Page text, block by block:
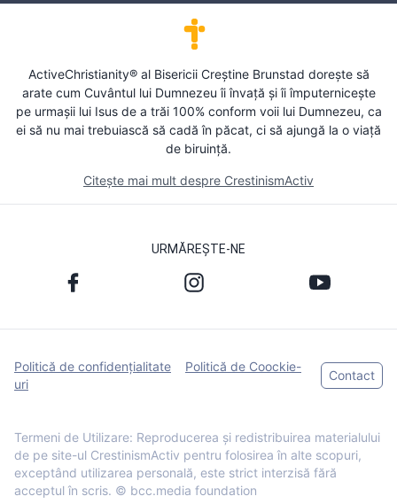
ActiveChristianity® al Bisericii Creștine Brunstad dorește să
arate cum Cuvântul lui Dumnezeu îi învață și îi împuternicește
pe urmașii lui Isus de a trăi 100% conform voii lui Dumnezeu, ca
ei să nu mai trebuiască să cadă în păcat, ci să ajungă la o viață
de biruință.
Citește mai mult despre CrestinismActiv
URMĂREȘTE-NE
Termeni de Utilizare: Reproducerea și redistribuirea materialului
de pe site-ul CrestinismActiv pentru folosirea în alte scopuri,
exceptând utilizarea personală, este strict interzisă fără
acceptul în scris. © bcc.media foundation
Politică de confidențialitate
Politică de Coockie-
uri
Contact